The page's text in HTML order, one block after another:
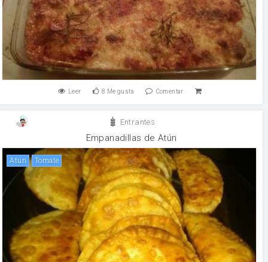
Leer 8 Me gusta Comentar
Entrantes
Empanadillas de Atún
atún tomate